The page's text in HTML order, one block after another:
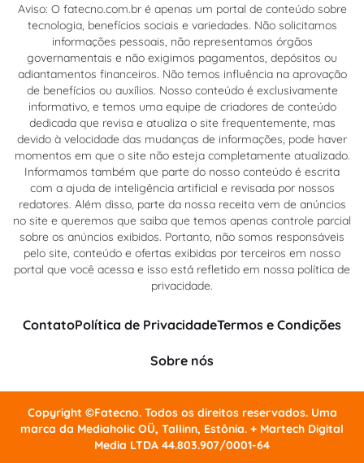
Aviso: O fatecno.com.br é apenas um portal de conteúdo sobre
tecnologia, benefícios sociais e variedades. Não solicitamos
informações pessoais, não representamos órgãos
governamentais e não exigimos pagamentos, depósitos ou
adiantamentos financeiros. Não temos influência na aprovação
de benefícios ou auxílios. Nosso conteúdo é exclusivamente
informativo, e temos uma equipe de criadores de conteúdo
dedicada que revisa e atualiza o site frequentemente, mas
devido à velocidade das mudanças de informações, pode haver
momentos em que o site não esteja completamente atualizado.
Informamos também que parte do nosso conteúdo é escrita
com a ajuda de inteligência artificial e revisada por nossos
redatores. Além disso, parte da nossa receita vem de anúncios
no site e queremos que saiba que temos apenas controle parcial
sobre os anúncios exibidos. Portanto, não somos responsáveis
pelo site, conteúdo e ofertas exibidas por terceiros em nosso
portal que você acessa e isso está refletido em nossa política de
privacidade.
ContatoPolítica de PrivacidadeTermos e Condições
Sobre nós
Copyright ©Fatecno. Todos os direitos reservados. Uma
marca da Mediaholic OÜ, Tallinn, Estônia. + Martech Digital
Media LTDA 44.803.907/0001-64